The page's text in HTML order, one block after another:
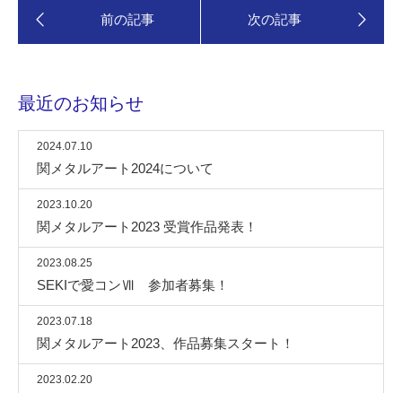
最近のお知らせ
2024.07.10
関メタルアート2024について
2023.10.20
関メタルアート2023 受賞作品発表！
2023.08.25
SEKIで愛コンⅦ 参加者募集！
2023.07.18
関メタルアート2023、作品募集スタート！
2023.02.20